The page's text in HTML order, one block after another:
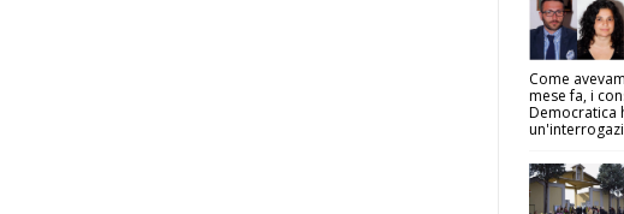
Come
mese fa, i
Democratica